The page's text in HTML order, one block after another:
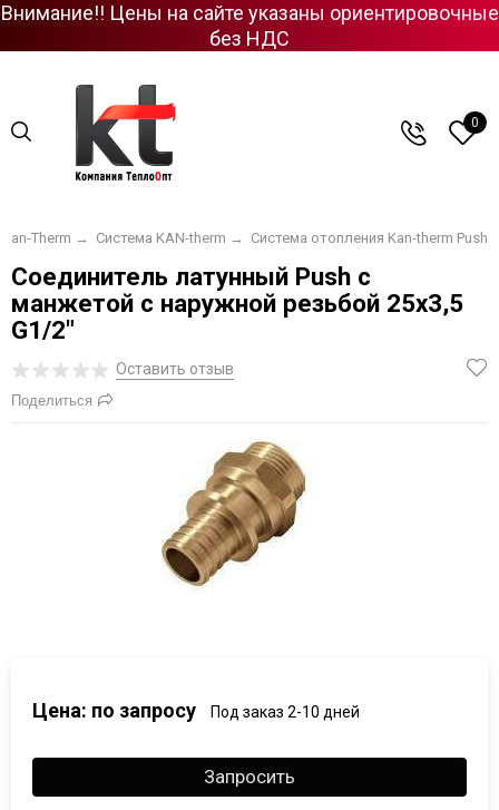
Внимание!! Цены на сайте указаны ориентировочные
без НДС
0
Kan-Therm → Система KAN-therm → Система отопления Kan-therm Push
Соединитель латунный Push с
манжетой с наружной резьбой 25х3,5
G1/2"
Оставить отзыв
Поделиться
Цена: по запросу Под заказ 2-10 дней
Запросить